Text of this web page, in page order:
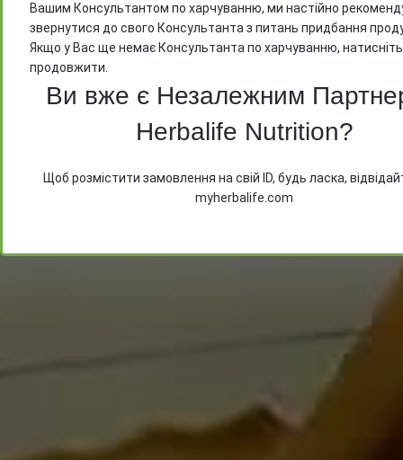
Вашим Консультантом по харчуванню, ми настійно
звернутися до свого Консультанта з питань придбання
Якщо у Вас ще немає Консультанта по харчуванню,
продовжити.
Ви вже є Незалежним
Herbalife Nutrition?
Щоб розмістити замовлення на свій ID, будь ласка,
myherbalife.com
Після відправлення повідомлення очікуйте на
Email адресі файл з цінами на продукти